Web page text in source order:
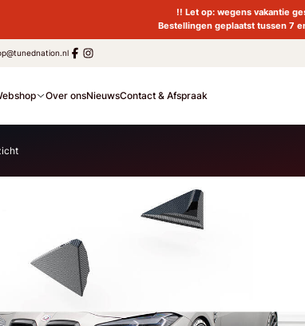
!! Let op: wegens vakantie
Bestellingen geplaatst tussen 7
Over onsNieuwsContact & Afspraak